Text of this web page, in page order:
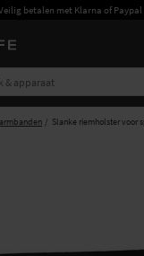
betalen met Klarna of Paypal
Slanke riemholster voor